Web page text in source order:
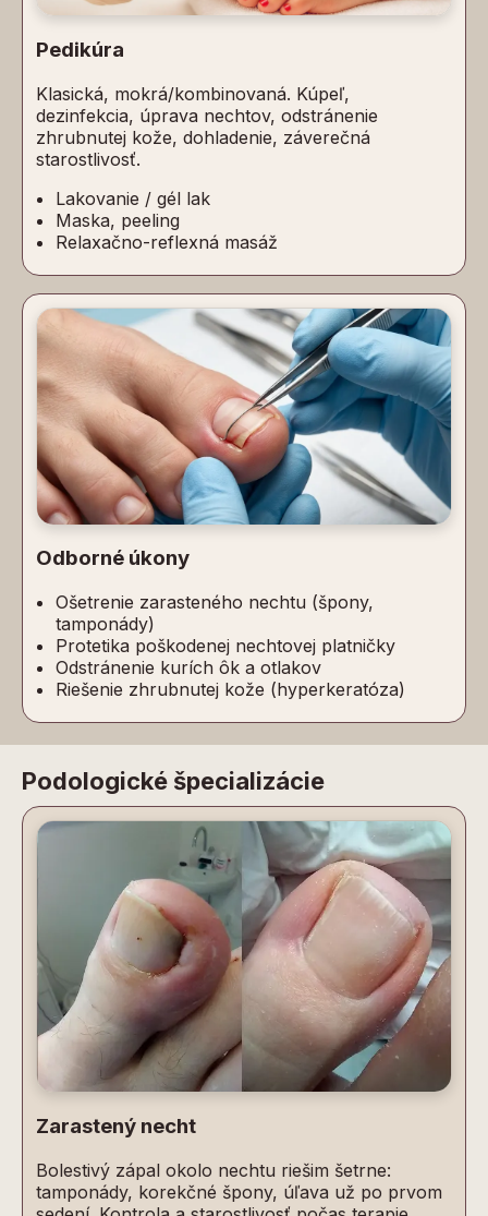
Pedikúra
Klasická, mokrá/kombinovaná. Kúpeľ,
dezinfekcia, úprava nechtov, odstránenie
zhrubnutej kože, dohladenie, záverečná
starostlivosť.
Lakovanie / gél lak
Maska, peeling
Relaxačno-reflexná masáž
Odborné úkony
Ošetrenie zarasteného nechtu (špony,
tamponády)
Protetika poškodenej nechtovej platničky
Odstránenie kurích ôk a otlakov
Riešenie zhrubnutej kože (hyperkeratóza)
Podologické špecializácie
Zarastený necht
Bolestivý zápal okolo nechtu riešim šetrne:
tamponády, korekčné špony, úľava už po prvom